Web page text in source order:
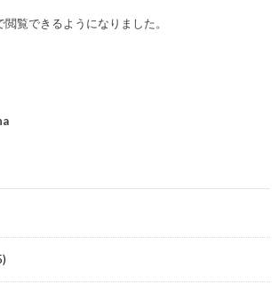
覧できるようになりました。